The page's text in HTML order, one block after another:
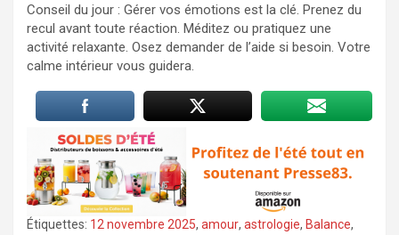
Conseil du jour : Gérer vos émotions est la clé. Prenez du
recul avant toute réaction. Méditez ou pratiquez une
activité relaxante. Osez demander de l’aide si besoin. Votre
calme intérieur vous guidera.
Étiquettes: 12 novembre 2025, amour, astrologie, Balance,